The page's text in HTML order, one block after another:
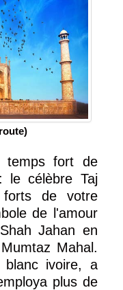
temps fort de
le célèbre Taj
de votre
de l'amour
Jahan en
Mahal.
blanc ivoire, a
plus de